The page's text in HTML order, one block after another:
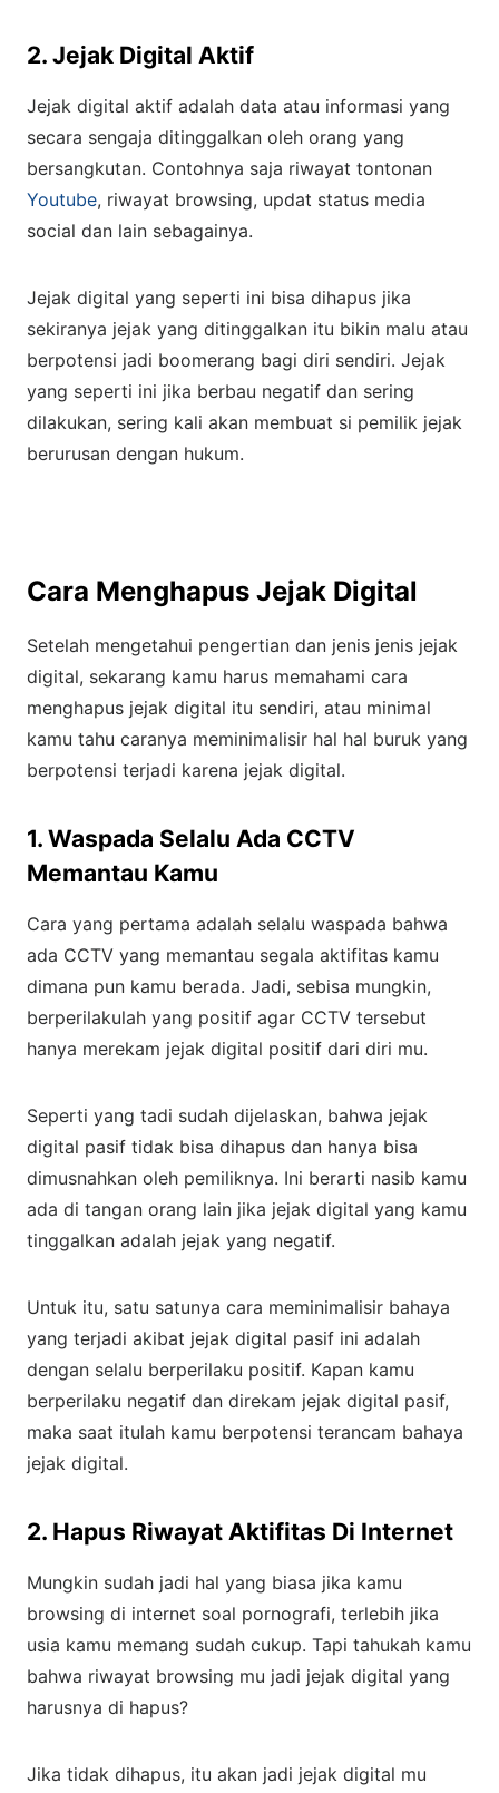
2. Jejak Digital Aktif
Jejak digital aktif adalah data atau informasi yang
secara sengaja ditinggalkan oleh orang yang
bersangkutan. Contohnya saja riwayat tontonan
Youtube, riwayat browsing, updat status media
social dan lain sebagainya.
Jejak digital yang seperti ini bisa dihapus jika
sekiranya jejak yang ditinggalkan itu bikin malu atau
berpotensi jadi boomerang bagi diri sendiri. Jejak
yang seperti ini jika berbau negatif dan sering
dilakukan, sering kali akan membuat si pemilik jejak
berurusan dengan hukum.
Cara Menghapus Jejak Digital
Setelah mengetahui pengertian dan jenis jenis jejak
digital, sekarang kamu harus memahami cara
menghapus jejak digital itu sendiri, atau minimal
kamu tahu caranya meminimalisir hal hal buruk yang
berpotensi terjadi karena jejak digital.
1. Waspada Selalu Ada CCTV
Memantau Kamu
Cara yang pertama adalah selalu waspada bahwa
ada CCTV yang memantau segala aktifitas kamu
dimana pun kamu berada. Jadi, sebisa mungkin,
berperilakulah yang positif agar CCTV tersebut
hanya merekam jejak digital positif dari diri mu.
Seperti yang tadi sudah dijelaskan, bahwa jejak
digital pasif tidak bisa dihapus dan hanya bisa
dimusnahkan oleh pemiliknya. Ini berarti nasib kamu
ada di tangan orang lain jika jejak digital yang kamu
tinggalkan adalah jejak yang negatif.
Untuk itu, satu satunya cara meminimalisir bahaya
yang terjadi akibat jejak digital pasif ini adalah
dengan selalu berperilaku positif. Kapan kamu
berperilaku negatif dan direkam jejak digital pasif,
maka saat itulah kamu berpotensi terancam bahaya
jejak digital.
2. Hapus Riwayat Aktifitas Di Internet
Mungkin sudah jadi hal yang biasa jika kamu
browsing di internet soal pornografi, terlebih jika
usia kamu memang sudah cukup. Tapi tahukah kamu
bahwa riwayat browsing mu jadi jejak digital yang
harusnya di hapus?
Jika tidak dihapus, itu akan jadi jejak digital mu